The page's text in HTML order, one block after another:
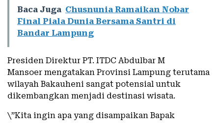
Baca Juga Chusnunia Ramaikan Nobar
Final Piala Dunia Bersama Santri di
Bandar Lampung
Presiden Direktur PT. ITDC Abdulbar M
Mansoer mengatakan Provinsi Lampung terutama
wilayah Bakauheni sangat potensial untuk
dikembangkan menjadi destinasi wisata.
\”Kita ingin apa yang disampaikan Bapak